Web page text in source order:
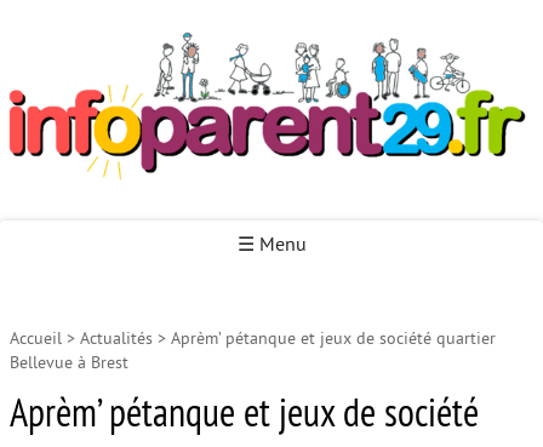
☰ Menu
Accueil
Autour de la petite enfance
Accueil > Actualités > Aprèm’ pétanque et jeux de société quartier
Bellevue à Brest
Aprèm’ pétanque et jeux de société